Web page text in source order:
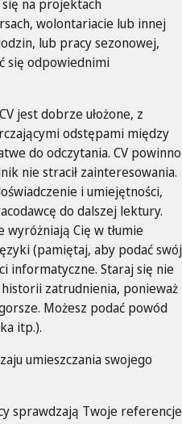
na projektach
wolontariacie lub innej
lub pracy sezonowej,
się odpowiednimi
jest dobrze ułożone, z
odstępami między
do odczytania. CV powinno
nie stracił zainteresowania.
i umiejętności,
do dalszej lektury.
Cię w tłumie
(pamiętaj, aby podać swój
informatyczne. Staraj się nie
zatrudnienia, ponieważ
Możesz podać powód
itp.).
umieszczania swojego
sprawdzają Twoje referencje